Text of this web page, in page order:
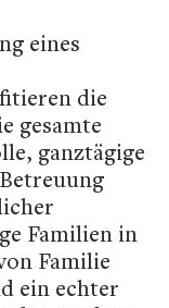
eines
die
gesamte
ganztägige
Familien in
Familie
ein echter